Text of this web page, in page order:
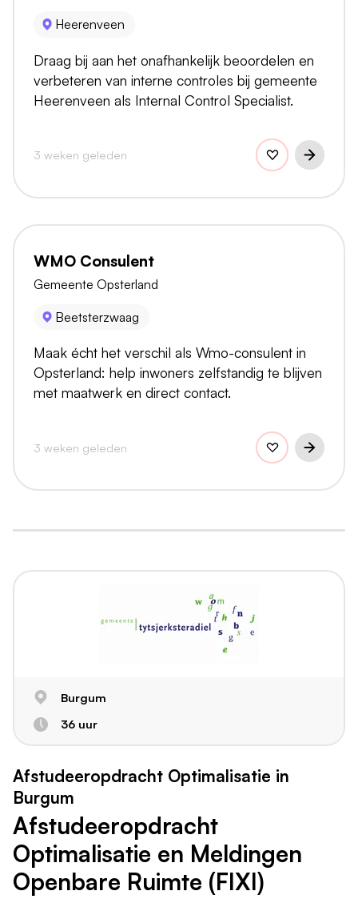
Heerenveen
Draag bij aan het onafhankelijk beoordelen en
verbeteren van interne controles bij gemeente
Heerenveen als Internal Control Specialist.
3 weken geleden
WMO Consulent
Gemeente Opsterland
Beetsterzwaag
Maak écht het verschil als Wmo-consulent in
Opsterland: help inwoners zelfstandig te blijven
met maatwerk en direct contact.
3 weken geleden
Burgum
36 uur
Afstudeeropdracht Optimalisatie in
Burgum
Afstudeeropdracht
Optimalisatie en Meldingen
Openbare Ruimte (FIXI)